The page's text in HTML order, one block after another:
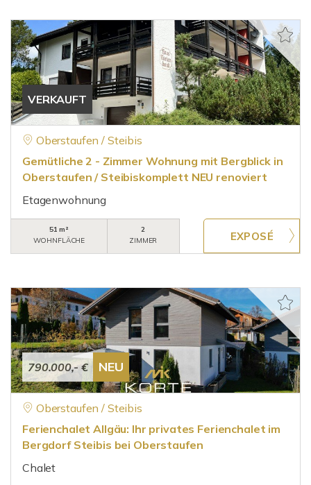
VERKAUFT
Oberstaufen / Steibis
Gemütliche 2 - Zimmer Wohnung mit Bergblick in
Oberstaufen / Steibiskomplett NEU renoviert
Etagenwohnung
51 m²
WOHNFLÄCHE
2
ZIMMER
790.000,- € NEU
Oberstaufen / Steibis
Ferienchalet Allgäu: Ihr privates Ferienchalet im
Bergdorf Steibis bei Oberstaufen
Chalet